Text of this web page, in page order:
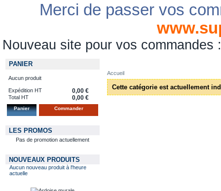
Merci de passer vos
Nouveau site pour vos commandes
PANIER
Aucun produit
Expédition HT 0,00 €
Total HT 0,00 €
Panier Commander
LES PROMOS
Pas de promotion actuellement
NOUVEAUX PRODUITS
Aucun nouveau produit à l'heure
actuelle
Accueil
Cette catégorie est actuellement